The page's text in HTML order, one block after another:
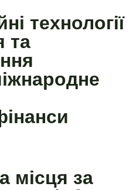
технології
та
місця за